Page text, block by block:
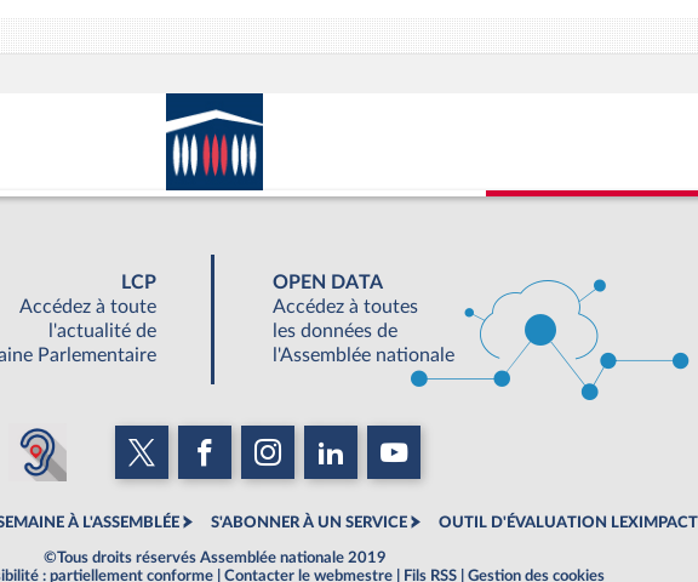
LCP
Accédez à toute
l'actualité de
Parlementaire
OPEN DATA
Accédez à toutes
les données de
l'Assemblée nationale
À L'ASSEMBLÉE S'ABONNER À UN SERVICE OUTIL D'ÉVALUATION LEXIMPACT
©Tous droits réservés Assemblée nationale 2019
: partiellement conforme Contacter le webmestre Fils RSS Gestion des cookies